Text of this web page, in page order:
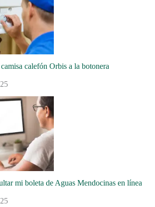
calefón Orbis a la botonera
mi boleta de Aguas Mendocinas en línea